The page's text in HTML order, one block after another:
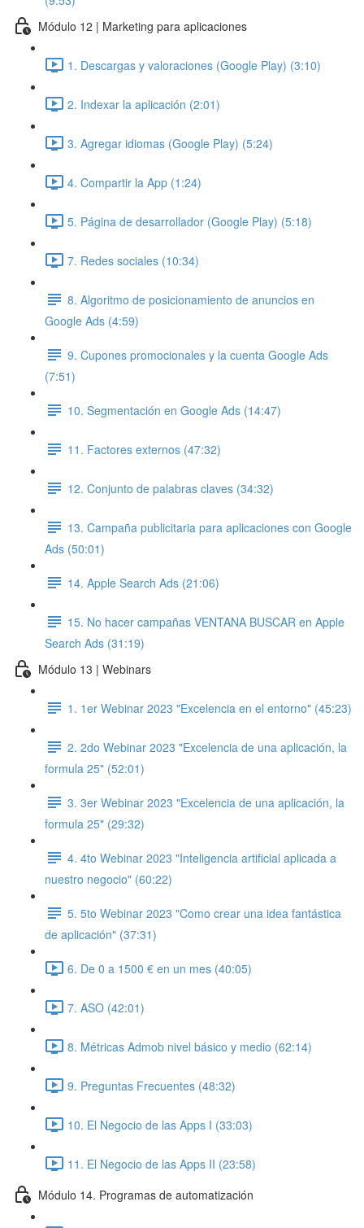
Módulo 12 | Marketing para aplicaciones
1. Descargas y valoraciones (Google Play) (3:10)
2. Indexar la aplicación (2:01)
3. Agregar idiomas (Google Play) (5:24)
4. Compartir la App (1:24)
5. Página de desarrollador (Google Play) (5:18)
7. Redes sociales (10:34)
8. Algoritmo de posicionamiento de anuncios en
Google Ads (4:59)
9. Cupones promocionales y la cuenta Google Ads
(7:51)
10. Segmentación en Google Ads (14:47)
11. Factores externos (47:32)
12. Conjunto de palabras claves (34:32)
13. Campaña publicitaria para aplicaciones con Google
Ads (50:01)
14. Apple Search Ads (21:06)
15. No hacer campañas VENTANA BUSCAR en Apple
Search Ads (31:19)
Módulo 13 | Webinars
1. 1er Webinar 2023 "Excelencia en el entorno" (45:23)
2. 2do Webinar 2023 "Excelencia de una aplicación, la
formula 25" (52:01)
3. 3er Webinar 2023 "Excelencia de una aplicación, la
formula 25" (29:32)
4. 4to Webinar 2023 "Inteligencia artificial aplicada a
nuestro negocio" (60:22)
5. 5to Webinar 2023 "Como crear una idea fantástica
de aplicación" (37:31)
6. De 0 a 1500 € en un mes (40:05)
7. ASO (42:01)
8. Métricas Admob nivel básico y medio (62:14)
9. Preguntas Frecuentes (48:32)
10. El Negocio de las Apps I (33:03)
11. El Negocio de las Apps II (23:58)
Módulo 14. Programas de automatización